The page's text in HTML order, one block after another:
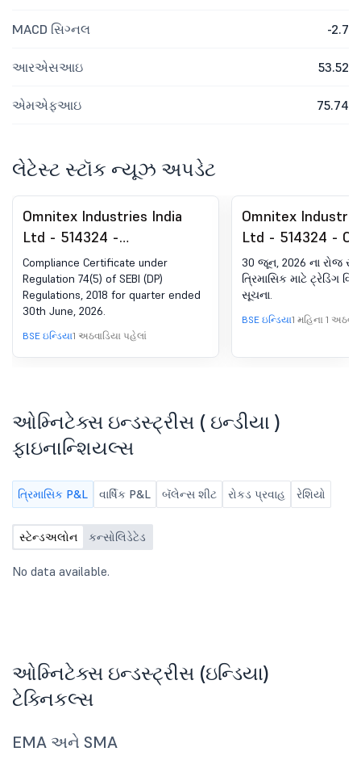
MACD સિગ્નલ -2.7
આરએસઆઇ 53.52
એમએફઆઇ 75.74
લેટેસ્ટ સ્ટૉક ન્યૂઝ અપડેટ
Omnitex Industries India
Ltd - 514324 -
Compliances-Certificate
under Reg. SEBI (DP)
રેગ્યુલેશન્સ, 2018 ના 74 (5)
Compliance Certificate under
Regulation 74(5) of SEBI (DP)
Regulations, 2018 for quarter ended
30th June, 2026.
BSE ઇન્ડિયા1 અઠવાડિયા પહેલાં
Omnitex
Ltd - 514324 -
Trading Window
30 જૂન, 2026 ના રોજ
ત્રિમાસિક માટે ટ્રેડિંગ
સૂચના.
BSE ઇન્ડિયા1 મહિના 1
ઓમ્નિટેક્સ ઇન્ડસ્ટ્રીસ ( ઇન્ડીયા )
ફાઇનાન્શિયલ્સ
ત્રિમાસિક P&L વાર્ષિક P&L બૅલેન્સ શીટ રોકડ પ્રવાહ રેશિયો
સ્ટેન્ડઅલોન કન્સોલિડેટેડ
No data available.
ઓમ્નિટેક્સ ઇન્ડસ્ટ્રીસ (ઇન્ડિયા)
ટેક્નિકલ્સ
EMA અને SMA